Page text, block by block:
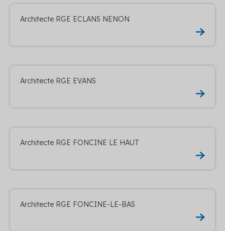
Architecte RGE ECLANS NENON
Architecte RGE EVANS
Architecte RGE FONCINE LE HAUT
Architecte RGE FONCINE-LE-BAS